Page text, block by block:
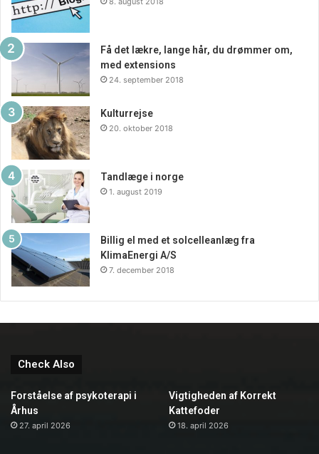
Få det lækre, lange hår, du drømmer om,
med extensions
24. september 2018
Kulturrejse
20. oktober 2018
Tandlæge i norge
1. august 2019
Billig el med et solcelleanlæg fra
KlimaEnergi A/S
7. december 2018
Check Also
Forståelse af psykoterapi i
Århus
27. april 2026
Vigtigheden af Korrekt
Kattefoder
18. april 2026